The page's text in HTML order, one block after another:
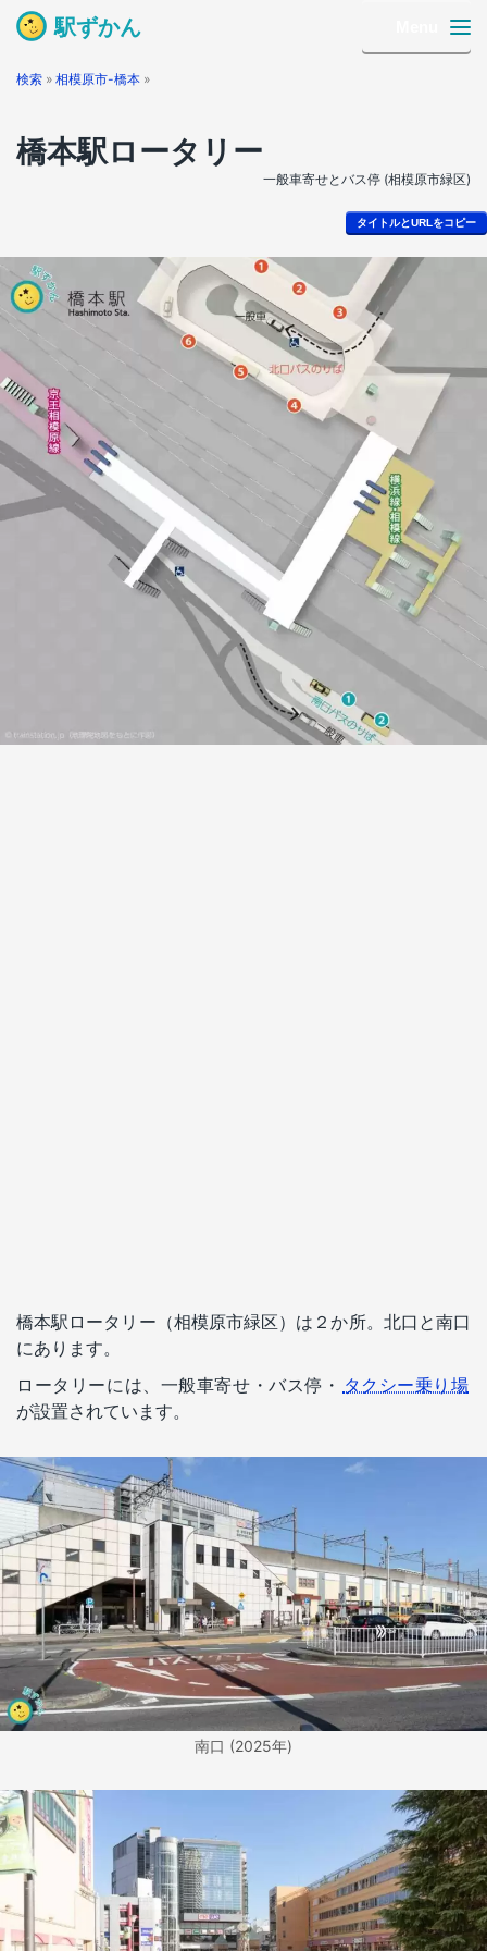
駅ずかん
検索 » 相模原市-橋本 »
橋本駅ロータリー
一般車寄せとバス停 (相模原市緑区)
タイトルとURLをコピー
橋本駅ロータリー（相模原市緑区）は２か所。北口と南口
にあります。
ロータリーには、一般車寄せ・バス停・ タクシー乗り場
が設置されています。
南口 (2025年)